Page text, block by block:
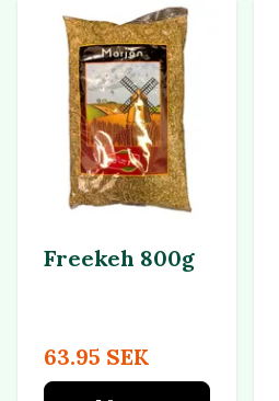
Freekeh 800g
63.95 SEK